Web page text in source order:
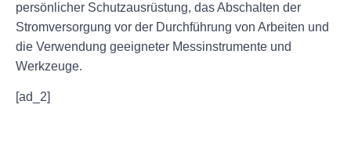
persönlicher Schutzausrüstung, das Abschalten der
Stromversorgung vor der Durchführung von Arbeiten und
die Verwendung geeigneter Messinstrumente und
Werkzeuge.
[ad_2]